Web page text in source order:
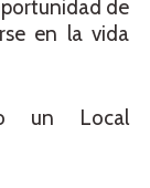
de
en la vida
un Local